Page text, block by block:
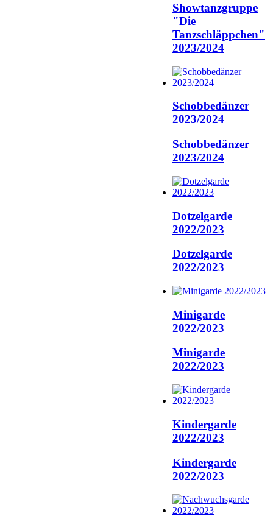
Showtanzgruppe
"Die
Tanzschläppchen"
2023/2024
Schobbedänzer
2023/2024
Schobbedänzer
2023/2024
Dotzelgarde
2022/2023
Dotzelgarde
2022/2023
Minigarde
2022/2023
Minigarde
2022/2023
Kindergarde
2022/2023
Kindergarde
2022/2023